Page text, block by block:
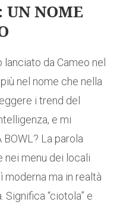
UN NOME
da Cameo nel
nel nome che nella
i trend del
e mi
La parola
nei menu dei locali
moderna ma in realtà
Significa “ciotola” e